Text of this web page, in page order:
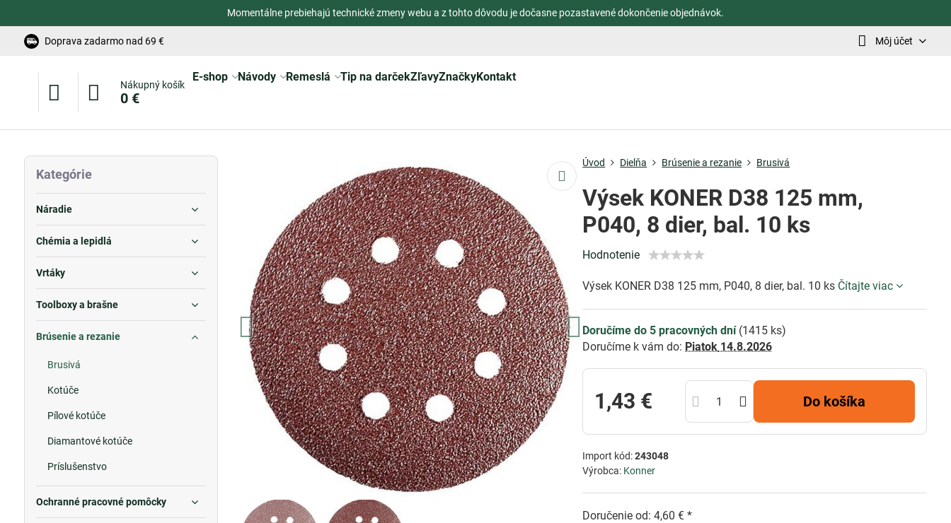
Momentálne prebiehajú technické zmeny webu a z tohto dôvodu je dočasne pozastavené dokončenie objednávok.
Doprava zadarmo nad 69 € Môj účet
Nákupný košík
0 €
E-shop Návody Remeslá Tip na darčekZľavyZnačkyKontakt
Úvod Dielňa Brúsenie a rezanie Brusivá
Výsek KONER D38 125 mm,
P040, 8 dier, bal. 10 ks
Hodnotenie
Výsek KONER D38 125 mm, P040, 8 dier, bal. 10 ks Čítajte viac
Doručíme do 5 pracovných dní (1415 ks)
Doručíme k vám do: Piatok 14.8.2026
1,43 € Do košíka
Import kód:243048
Výrobca: Konner
Doručenie od: 4,60 € *
Kategórie
Náradie
Chémia a lepidlá
Vrtáky
Toolboxy a brašne
Brúsenie a rezanie
Brusivá
Kotúče
Pílové kotúče
Diamantové kotúče
Príslušenstvo
Ochranné pracovné pomôcky